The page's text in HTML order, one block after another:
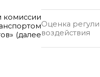
комиссии
(далее
Оценка
воздействия